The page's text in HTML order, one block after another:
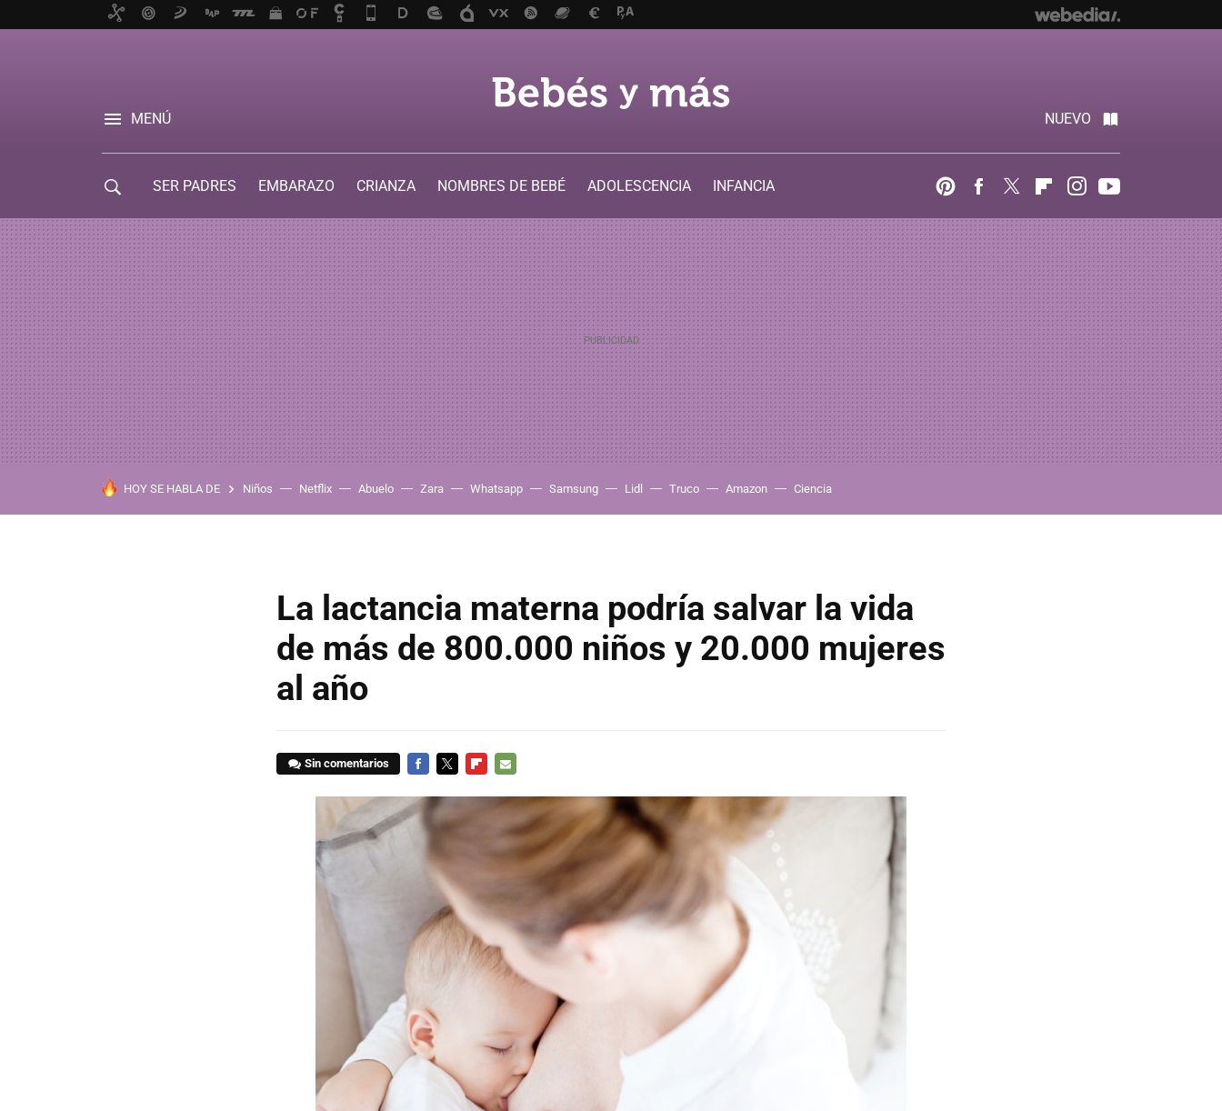
MENÚ NUEVO
SER PADRES EMBARAZO CRIANZA NOMBRES DE BEBÉ ADOLESCENCIA
INFANCIA
PinterestFacebook
Twitter FlipboardInstagram
HOY SE HABLA DE Niños Netflix Abuelo Zara Whatsapp Samsung Lidl Truco Amazon Ciencia
La lactancia materna podría salvar la vida
de más de 800.000 niños y 20.000 mujeres
al año
Sin comentarios
MAIL